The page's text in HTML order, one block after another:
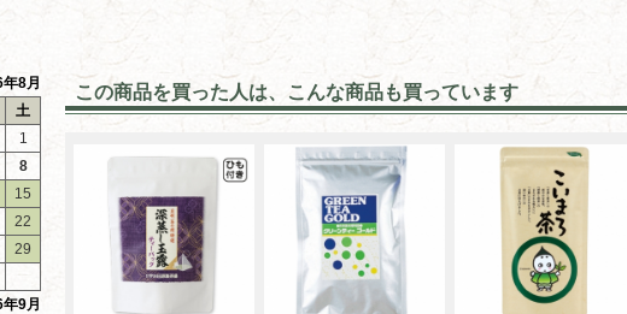
8月
土
1
8
15
22
29
9月
この商品を買った人は、こんな商品も買っています